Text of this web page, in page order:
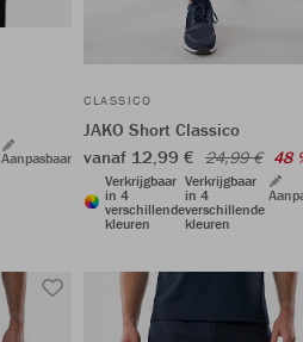
Aanpasbaar
CLASSICO
JAKO Short Classico
vanaf 12,99 € 24,99 € 48
Verkrijgbaar
in 4
verschillende
kleuren
Verkrijgbaar
in 4
verschillende
kleuren